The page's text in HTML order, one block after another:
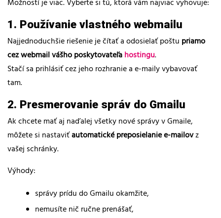
Možností je viac. Vyberte si tú, ktorá vám najviac vyhovuje:
1. Používanie vlastného webmailu
Najjednoduchšie riešenie je čítať a odosielať poštu priamo
cez webmail vášho poskytovateľahostingu.
Stačí sa prihlásiť cez jeho rozhranie a e-maily vybavovať
tam.
2. Presmerovanie správ do Gmailu
Ak chcete mať aj naďalej všetky nové správy v Gmaile,
môžete si nastaviťautomatické preposielanie e-mailovz
vašej schránky.
Výhody:
správy prídu do Gmailu okamžite,
nemusíte nič ručne prenášať,